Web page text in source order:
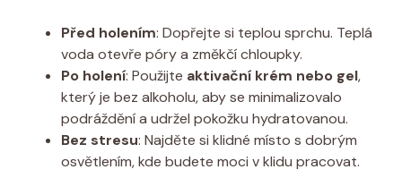
Před holením: Dopřejte si teplou sprchu. Teplá
voda otevře póry a změkčí chloupky.
Po holení: Použijte aktivační krém nebo gel,
který je bez alkoholu, aby se minimalizovalo
podráždění a udržel pokožku hydratovanou.
Bez stresu: Najděte si klidné místo s dobrým
osvětlením, kde budete moci v klidu pracovat.